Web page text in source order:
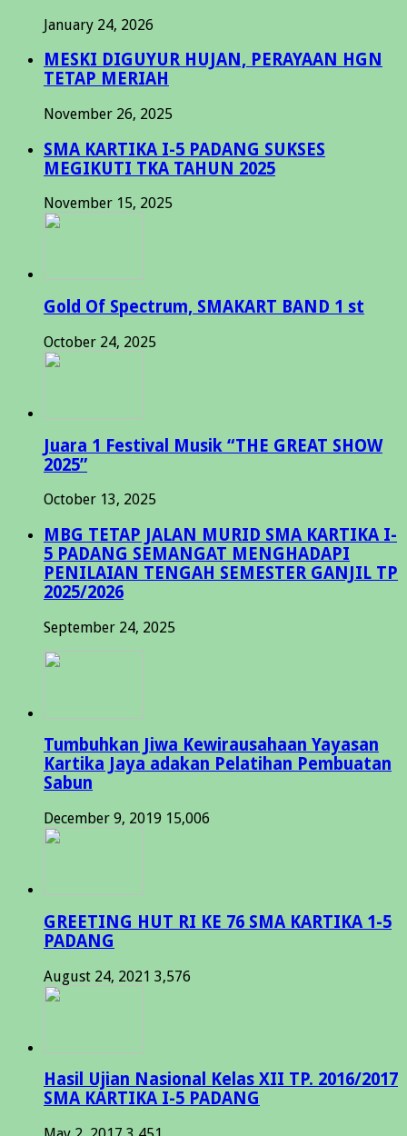
January 24, 2026
MESKI DIGUYUR HUJAN, PERAYAAN HGN
TETAP MERIAH
November 26, 2025
SMA KARTIKA I-5 PADANG SUKSES
MEGIKUTI TKA TAHUN 2025
November 15, 2025
Gold Of Spectrum, SMAKART BAND 1 st
October 24, 2025
Juara 1 Festival Musik “THE GREAT SHOW
2025”
October 13, 2025
MBG TETAP JALAN MURID SMA KARTIKA I-
5 PADANG SEMANGAT MENGHADAPI
PENILAIAN TENGAH SEMESTER GANJIL TP
2025/2026
September 24, 2025
Tumbuhkan Jiwa Kewirausahaan Yayasan
Kartika Jaya adakan Pelatihan Pembuatan
Sabun
December 9, 2019 15,006
GREETING HUT RI KE 76 SMA KARTIKA 1-5
PADANG
August 24, 2021 3,576
Hasil Ujian Nasional Kelas XII TP. 2016/2017
SMA KARTIKA I-5 PADANG